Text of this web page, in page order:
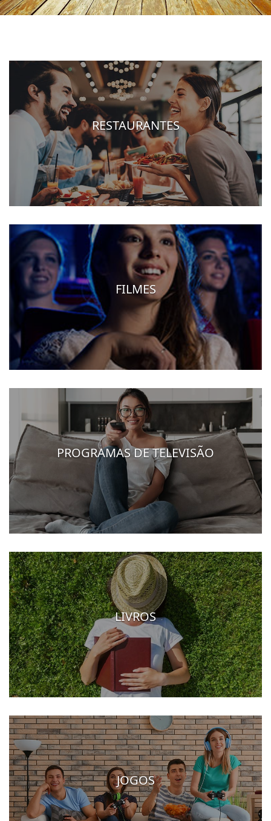
RESTAURANTES
FILMES
PROGRAMAS DE TELEVISÃO
LIVROS
JOGOS